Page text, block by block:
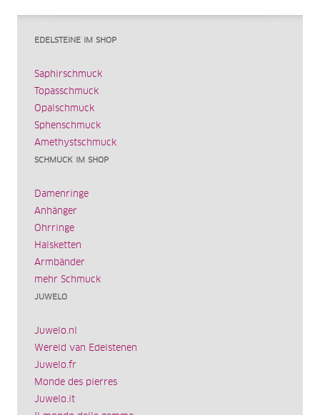
EDELSTEINE IM SHOP
Saphirschmuck
Topasschmuck
Opalschmuck
Sphenschmuck
Amethystschmuck
SCHMUCK IM SHOP
Damenringe
Anhänger
Ohrringe
Halsketten
Armbänder
mehr Schmuck
JUWELO
Juwelo.nl
Wereld van Edelstenen
Juwelo.fr
Monde des pierres
Juwelo.it